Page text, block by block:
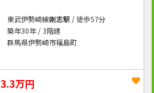
東武伊勢崎線剛志駅/ 徒歩57分
築年30年 / 3階建
群馬県伊勢崎市福島町
3.3万円